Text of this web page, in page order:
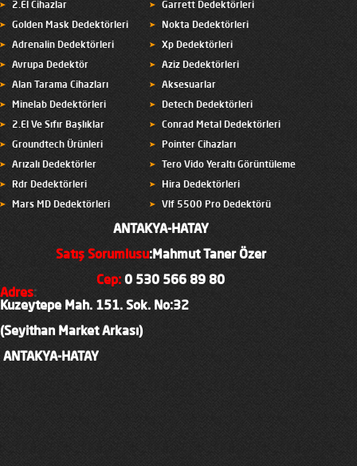
2.El Cihazlar Garrett Dedektörleri
Golden Mask Dedektörleri Nokta Dedektörleri
Adrenalin Dedektörleri Xp Dedektörleri
Avrupa Dedektör Aziz Dedektörleri
Alan Tarama Cihazları Aksesuarlar
Minelab Dedektörleri Detech Dedektörleri
2.El Ve Sıfır Başlıklar Conrad Metal Dedektörleri
Groundtech Ürünleri Pointer Cihazları
Arızalı Dedektörler Tero Vido Yeraltı Görüntüleme
Rdr Dedektörleri Hira Dedektörleri
Mars MD Dedektörleri Vlf 5500 Pro Dedektörü
ANTAKYA-HATAY
Satış Sorumlusu:Mahmut Taner Özer
Cep: 0 530 566 89 80
Adres:
Kuzeytepe Mah. 151. Sok. No:32
(Seyithan Market Arkası)
ANTAKYA-HATAY